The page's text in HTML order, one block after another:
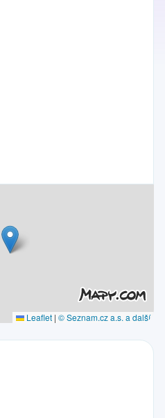
Leaflet | © Seznam.cz a.s. a další